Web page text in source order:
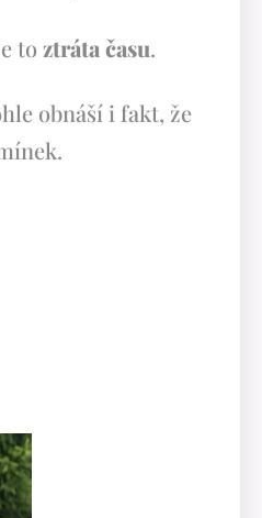
to ztráta času.
obnáší i fakt, že